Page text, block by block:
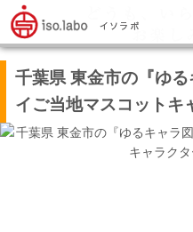
千葉県 東金市の『ゆ
イご当地マスコットキ